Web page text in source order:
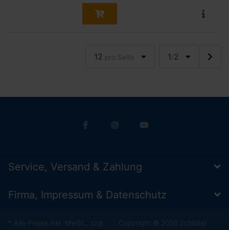
12 pro Seite 1/2
Service, Versand & Zahlung
Firma, Impressum & Datenschutz
* Alle Preise inkl. MwSt., zzgl.
Copyright © 2026 Schlüter